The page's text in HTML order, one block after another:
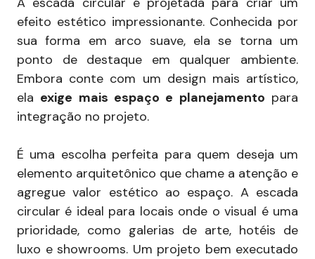
efeito estético impressionante. Conhecida por
sua forma em arco suave, ela se torna um
ponto de destaque em qualquer ambiente.
Embora conte com um design mais artístico,
ela exige mais espaço e planejamento para
integração no projeto.
É uma escolha perfeita para quem deseja um
elemento arquitetônico que chame a atenção e
agregue valor estético ao espaço. A escada
circular é ideal para locais onde o visual é uma
prioridade, como galerias de arte, hotéis de
luxo e showrooms. Um projeto bem executado